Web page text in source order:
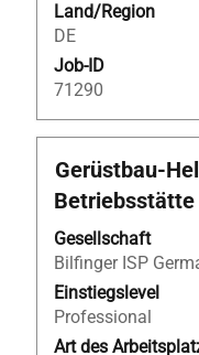
Land/Region
DE
Job-ID
71290
Gerüstbau-
Gesellschaft
Bilfinger ISP
Einstiegslevel
Professional
Art des
Drücken
Sie
die
Leertaste,
um
die
vollständig